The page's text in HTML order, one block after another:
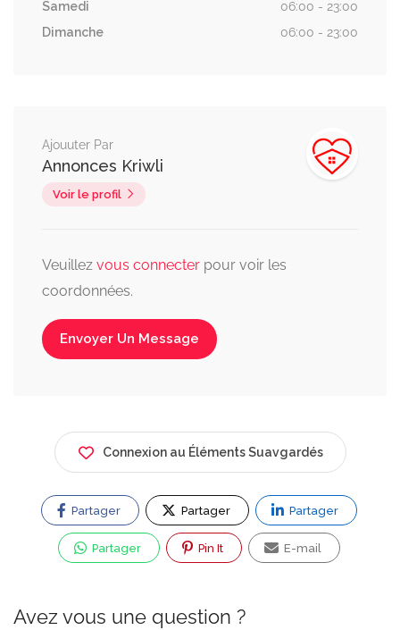
Samedi
06:00 - 23:00
Dimanche
06:00 - 23:00
Ajouuter Par
Annonces Kriwli
Voir le profil
Veuillez vous connecter pour voir les
coordonnées.
Envoyer Un Message
Connexion au Éléments Suavgardés
Partager Partager Partager
Partager Pin It E-mail
Avez vous une question ?